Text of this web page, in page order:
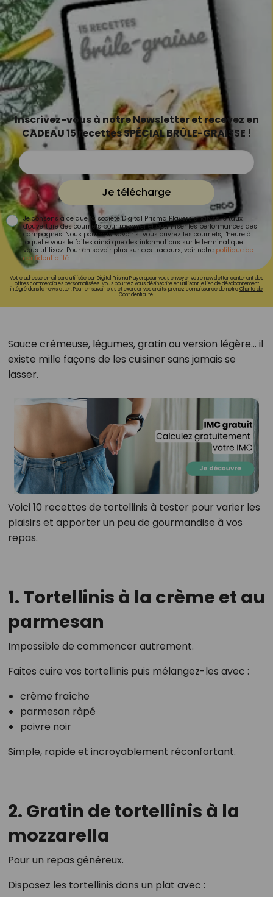
Inscrivez-vous à notre Newsletter et recevez en
CADEAU 15 recettes SPÉCIAL BRÛLE-GRAISSE !
Je télécharge
Je consens à ce que la société Digital Prisma Players analyse le taux
d'ouverture des courriels pour mesurer et optimiser les performances des
campagnes. Nous pourrons savoir si vous ouvrez les courriels, l'heure à
laquelle vous le faites ainsi que des informations sur le terminal que
vous utilisez. Pour en savoir plus sur ces traceurs, voir notre politique de
confidentialité.
Votre adresse email sera utilisée par Digital Prisma Playerspour vous envoyer votre newsletter contenant des
offres commerciales personnalisées. Vous pourrez vous désinscrire en utilisant le lien de désabonnement
intégré dans la newsletter. Pour en savoir plus et exercer vos droits, prenez connaissance de notreCharte de
Confidentialité.
Sauce crémeuse, légumes, gratin ou version légère… il
existe mille façons de les cuisiner sans jamais se
lasser.
Voici 10 recettes de tortellinis à tester pour varier les
plaisirs et apporter un peu de gourmandise à vos
repas.
1. Tortellinis à la crème et au
parmesan
Impossible de commencer autrement.
Faites cuire vos tortellinis puis mélangez-les avec :
crème fraîche
parmesan râpé
poivre noir
Simple, rapide et incroyablement réconfortant.
2. Gratin de tortellinis à la
mozzarella
Pour un repas généreux.
Disposez les tortellinis dans un plat avec :